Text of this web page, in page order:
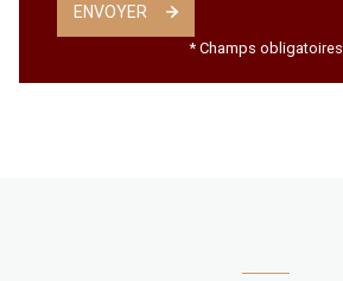
ENVOYER
* Champs obligatoires